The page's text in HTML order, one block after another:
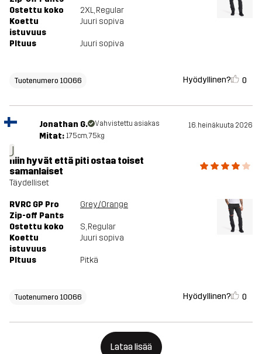
Ostettu koko 2XL, Regular
Koettu
istuvuus
Juuri sopiva
PItuus Juuri sopiva
Tuotenumero 10066 Hyödyllinen? 0
J
Jonathan G. Vahvistettu asiakas 16. heinäkuuta 2026
Mitat: 175cm, 75kg
niin hyvät että piti ostaa toiset
samanlaiset
Täydelliset
RVRC GP Pro
Zip-off Pants
Grey/Orange
Ostettu koko S, Regular
Koettu
istuvuus
Juuri sopiva
PItuus Pitkä
Tuotenumero 10066 Hyödyllinen? 0
Lataa lisää